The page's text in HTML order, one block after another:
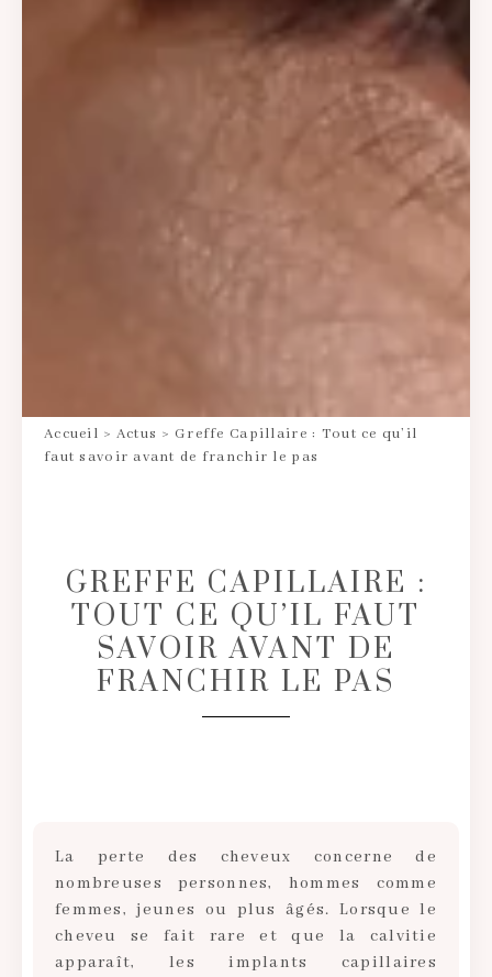
Accueil > Actus > Greffe Capillaire : Tout ce qu’il
faut savoir avant de franchir le pas
GREFFE CAPILLAIRE :
TOUT CE QU’IL FAUT
SAVOIR AVANT DE
FRANCHIR LE PAS
La perte des cheveux concerne de
nombreuses personnes, hommes comme
femmes, jeunes ou plus âgés. Lorsque le
cheveu se fait rare et que la calvitie
apparaît, les implants capillaires